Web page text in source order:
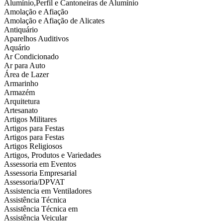
Alumínio,Perfil e Cantoneiras de Alumínio
Amolação e Afiação
Amolação e Afiação de Alicates
Antiquário
Aparelhos Auditivos
Aquário
Ar Condicionado
Ar para Auto
Área de Lazer
Armarinho
Armazém
Arquitetura
Artesanato
Artigos Militares
Artigos para Festas
Artigos para Festas
Artigos Religiosos
Artigos, Produtos e Variedades
Assessoria em Eventos
Assessoria Empresarial
Assessoria/DPVAT
Assistencia em Ventiladores
Assistência Técnica
Assistência Técnica em
Assistência Veicular